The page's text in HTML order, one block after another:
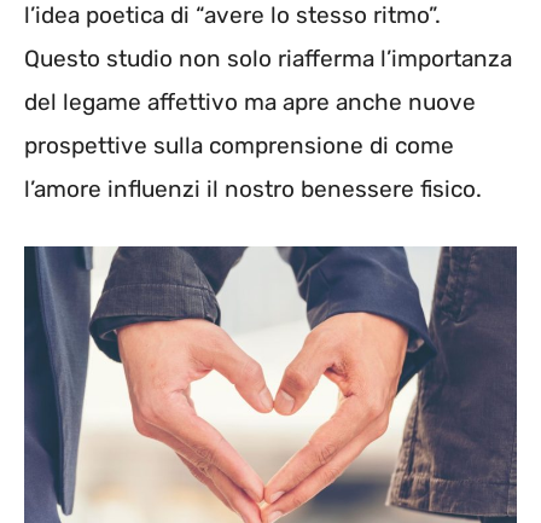
l’idea poetica di “avere lo stesso ritmo”.
Questo studio non solo riafferma l’importanza
del legame affettivo ma apre anche nuove
prospettive sulla comprensione di come
l’amore influenzi il nostro benessere fisico.